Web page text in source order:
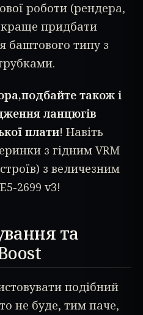
роботи (рендера,
придбати
баштового типу з
також і
ланцюгів
плати! Навіть
з гідним VRM
з величезним
2699 v3!
та
подібний
не буде, тим паче,